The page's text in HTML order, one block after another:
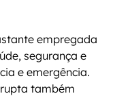
empregada
segurança e
e emergência.
também